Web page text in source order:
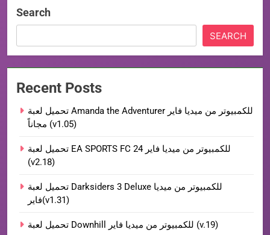
Search
SEARCH
Recent Posts
تحميل لعبة Amanda the Adventurer للكمبيوتر من ميديا فاير
مجاناً (v1.05)
تحميل لعبة EA SPORTS FC 24 للكمبيوتر من ميديا فاير
(v2.18)
تحميل لعبة Darksiders 3 Deluxe للكمبيوتر من ميديا
فاير(v1.31)
تحميل لعبة Downhill للكمبيوتر من ميديا فاير (v.19)